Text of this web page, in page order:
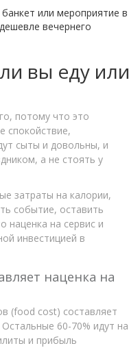
или мероприятие в
вечернего
вы еду или
потому что это
спокойствие,
сыты и довольны, и
а не стоять у
затраты на калории,
событие, оставить
наценка на сервис и
инвестицией в
наценка на
(food cost) составляет
60-70% идут на
и прибыль